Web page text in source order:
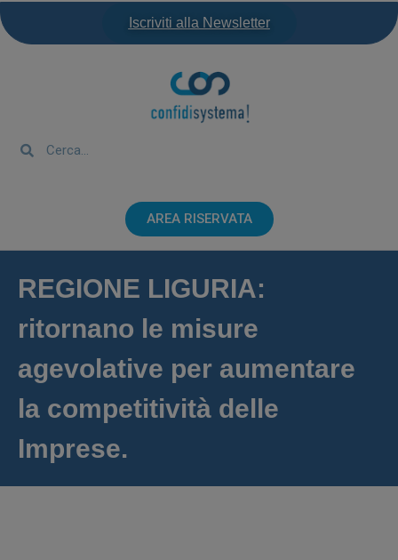
Iscriviti alla Newsletter
AREA RISERVATA
REGIONE LIGURIA:
ritornano le misure
agevolative per aumentare
la competitività delle
Imprese.